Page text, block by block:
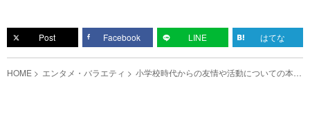
Post Facebook LINE はてな
HOME エンタメ・バラエティ 小学校時代からの友情や活動についての本音
も 『my HERO』表紙に平成フラミンゴが